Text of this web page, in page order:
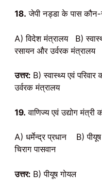
18. जेपी नड्डा के पास कौन-
A) विदेश मंत्रालय B)
रसायन और उर्वरक मंत्रालय
उत्तर: B) स्वास्थ्य एवं
उर्वरक मंत्रालय
19. वाणिज्य एवं उद्योग मंत्री
A) धर्मेन्द्र प्रधान B)
चिराग पासवान
उत्तर: B) पीयूष गोयल